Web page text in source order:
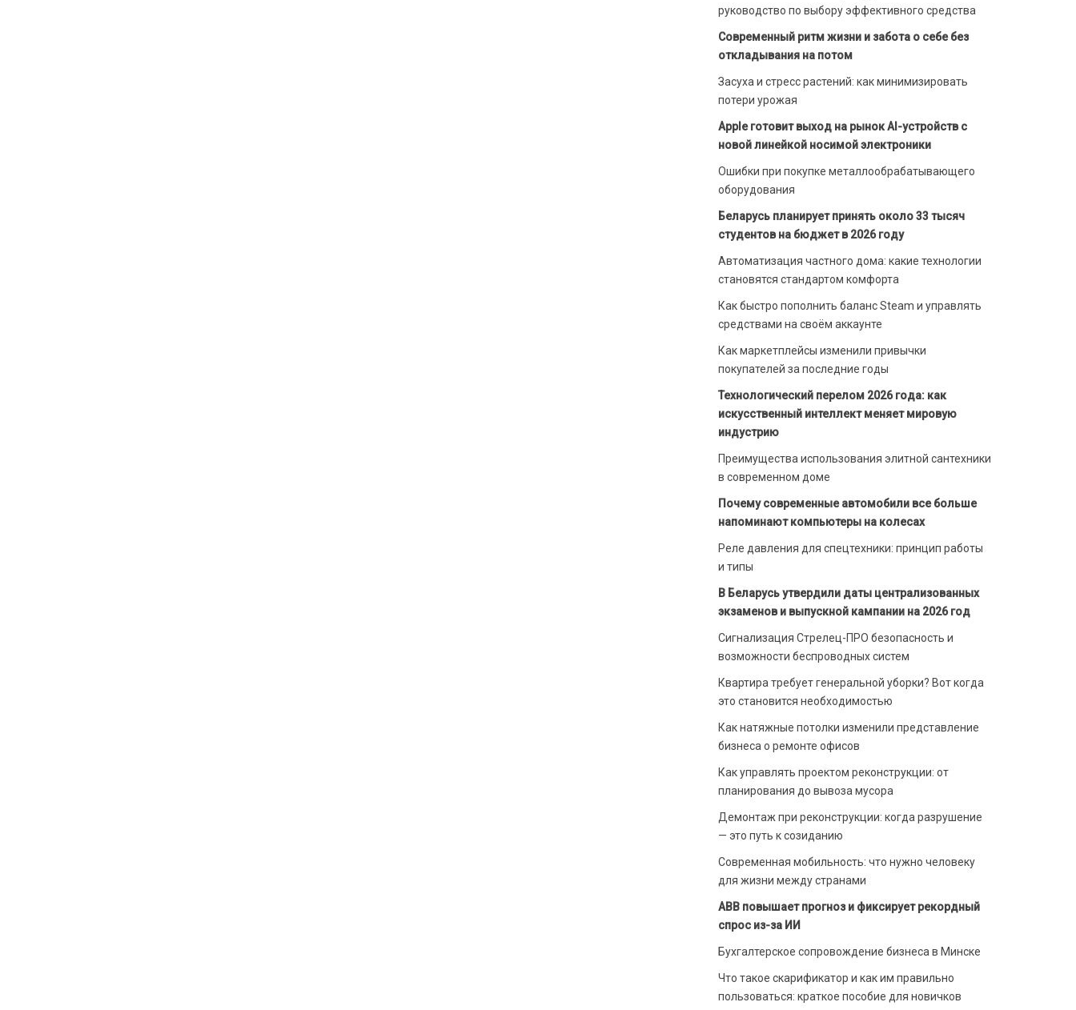
руководство по выбору эффективного средства
Современный ритм жизни и забота о себе без
откладывания на потом
Засуха и стресс растений: как минимизировать
потери урожая
Apple готовит выход на рынок AI-устройств с
новой линейкой носимой электроники
Ошибки при покупке металлообрабатывающего
оборудования
Беларусь планирует принять около 33 тысяч
студентов на бюджет в 2026 году
Автоматизация частного дома: какие технологии
становятся стандартом комфорта
Как быстро пополнить баланс Steam и управлять
средствами на своём аккаунте
Как маркетплейсы изменили привычки
покупателей за последние годы
Технологический перелом 2026 года: как
искусственный интеллект меняет мировую
индустрию
Преимущества использования элитной сантехники
в современном доме
Почему современные автомобили все больше
напоминают компьютеры на колесах
Реле давления для спецтехники: принцип работы
и типы
В Беларусь утвердили даты централизованных
экзаменов и выпускной кампании на 2026 год
Сигнализация Стрелец-ПРО безопасность и
возможности беспроводных систем
Квартира требует генеральной уборки? Вот когда
это становится необходимостью
Как натяжные потолки изменили представление
бизнеса о ремонте офисов
Как управлять проектом реконструкции: от
планирования до вывоза мусора
Демонтаж при реконструкции: когда разрушение
— это путь к созиданию
Современная мобильность: что нужно человеку
для жизни между странами
ABB повышает прогноз и фиксирует рекордный
спрос из-за ИИ
Бухгалтерское сопровождение бизнеса в Минске
Что такое скарификатор и как им правильно
пользоваться: краткое пособие для новичков